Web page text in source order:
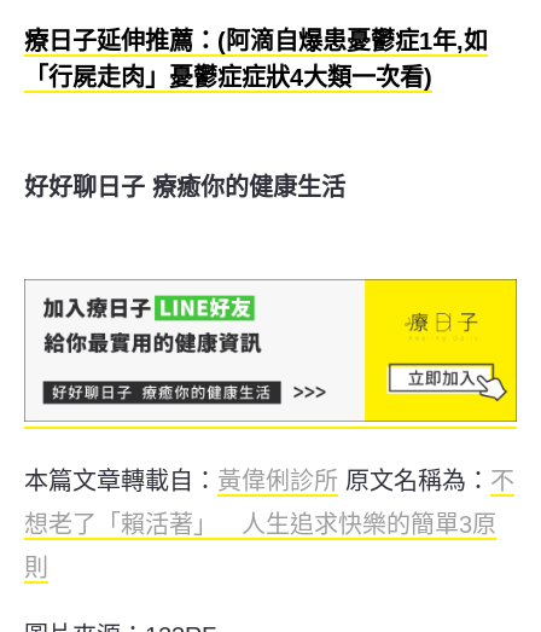
療日子延伸推薦：(阿滴自爆患憂鬱症1年,如
「行屍走肉」憂鬱症症狀4大類一次看)
好好聊日子 療癒你的健康生活
本篇文章轉載自： 黃偉俐診所 原文名稱為： 不
想老了「賴活著」 人生追求快樂的簡單3原
則